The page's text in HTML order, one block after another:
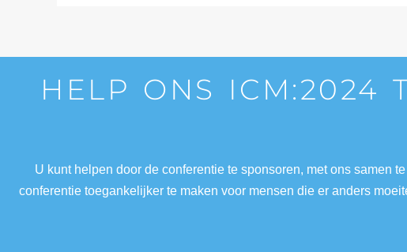
HELP ONS ICM:2024
U kunt helpen door de conferentie te sponsoren, met ons samen
conferentie toegankelijker te maken voor mensen die er anders